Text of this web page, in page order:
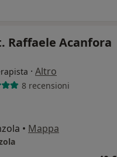
Raffaele Acanfora
· Altro
8 recensioni
• Mappa